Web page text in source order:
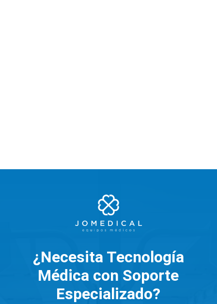
¿Necesita Tecnología
Médica con Soporte
Especializado?